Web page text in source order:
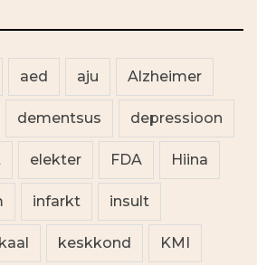
aed aju Alzheimer
dementsus depressioon
elekter FDA Hiina
infarkt insult
keskkond KMI